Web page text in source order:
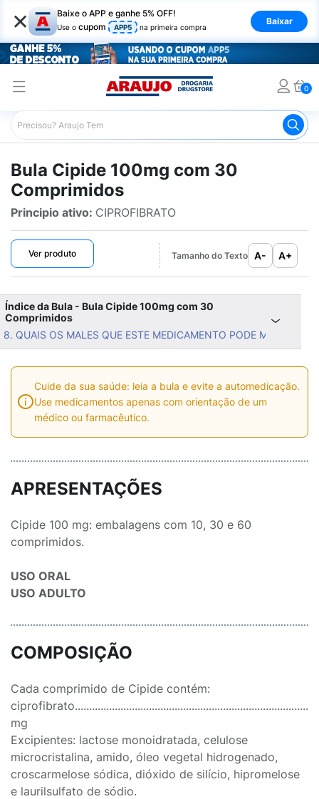
× Baixe o APP e ganhe 5% OFF!
Use o cupom APP5 na primeira compra
Baixar
0
Araujo Bulário Araujo Cipide 100mg com 30
Bula Cipide 100mg com 30
Comprimidos
Principio ativo: CIPROFIBRATO
Ver produto Tamanho do Texto A- A+
Índice da Bula - Bula Cipide 100mg com 30
Comprimidos
8. QUAIS OS MALES QUE ESTE MEDICAMENTO PODE ME
Cuide da sua saúde: leia a bula e evite a automedicação.
Use medicamentos apenas com orientação de um
médico ou farmacêutico.
APRESENTAÇÕES
Cipide 100 mg: embalagens com 10, 30 e 60
comprimidos.
USO ORAL
USO ADULTO
COMPOSIÇÃO
Cada comprimido de Cipide contém:
mg
Excipientes: lactose monoidratada, celulose
microcristalina, amido, óleo vegetal hidrogenado,
croscarmelose sódica, dióxido de silício, hipromelose
e laurilsulfato de sódio.